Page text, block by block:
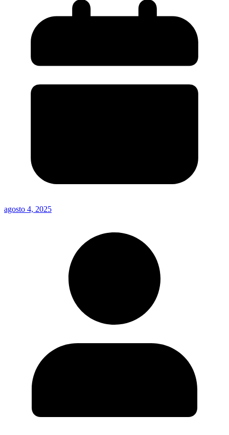
agosto 4, 2025